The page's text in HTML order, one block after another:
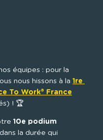
équipes : pour la
nous hissons à la 1re
To Work® France
! 🏆
10e podium
la durée qui